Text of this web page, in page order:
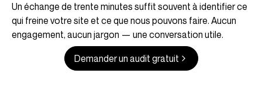
Un échange de trente minutes suffit souvent à identifier ce
qui freine votre site et ce que nous pouvons faire. Aucun
engagement, aucun jargon — une conversation utile.
Demander un audit gratuit